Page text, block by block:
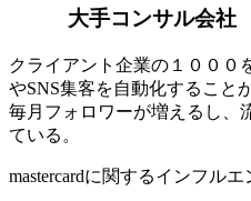
大手コンサル会社
クライアント企業の１０００
やSNS集客を自動化すること
毎月フォロワーが増えるし、
ている。
mastercardに関するインフルエ